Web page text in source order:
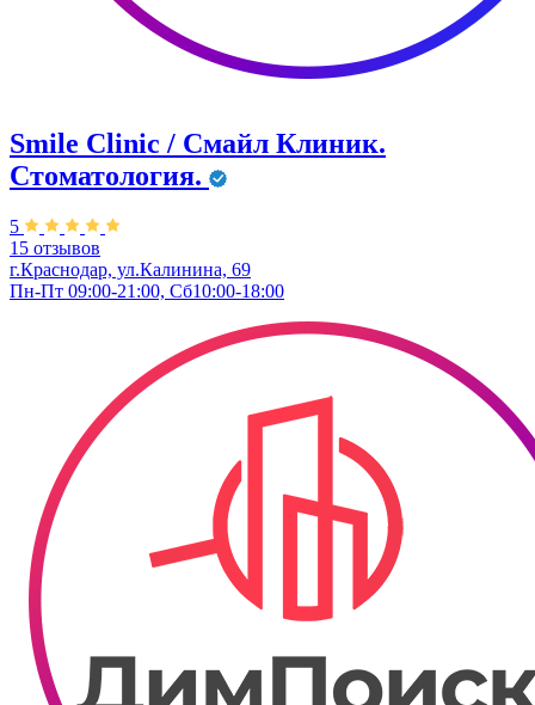
Smile Clinic / Смайл Клиник.
Стоматология.
5
15 отзывов
г.Краснодар, ул.Калинина, 69
Пн-Пт 09:00-21:00, Сб10:00-18:00